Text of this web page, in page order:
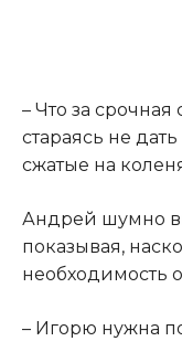
– Что за
стараясь не
сжатые на
Андрей шумно
показывая,
необходимость
– Игорю нужна